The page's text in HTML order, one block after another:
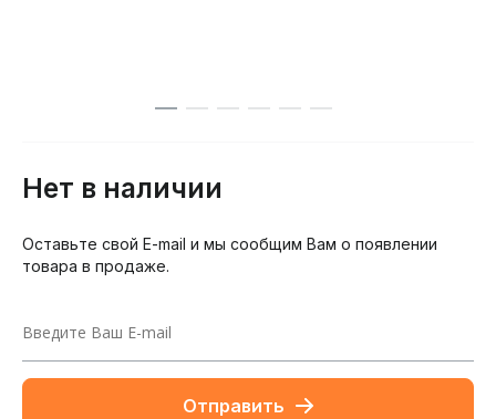
Нет в наличии
Оставьте свой E-mail и мы сообщим Вам о появлении
товара в продаже.
Отправить